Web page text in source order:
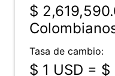
$
Tasa de cambio:
$ 1 USD = $